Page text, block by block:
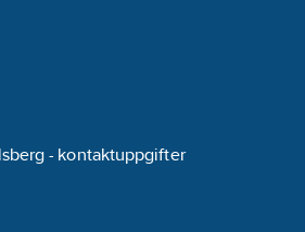
- kontaktuppgifter